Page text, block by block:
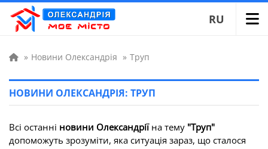
RU
» Новини Олександрія » Труп
НОВИНИ ОЛЕКСАНДРІЯ: ТРУП
Всі останні новини Олександріїна тему "Труп"
допоможуть зрозуміти, яка ситуація зараз, що сталося